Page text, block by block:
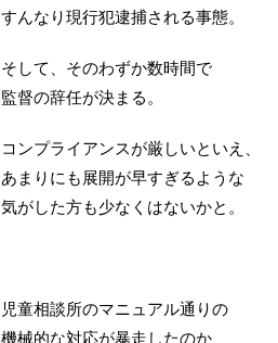
すんなり現行犯逮捕される事態。
そして、そのわずか数時間で
監督の辞任が決まる。
コンプライアンスが厳しいといえ、
あまりにも展開が早すぎるような
気がした方も少なくはないかと。
児童相談所のマニュアル通りの
機械的な対応が暴走したのか、